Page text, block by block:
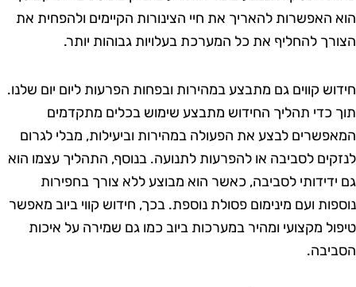
האפשרות להאריך את חיי הצינורות הקיימים ולהפחית את
להחליף את כל המערכת בעלויות גבוהות יותר.
קווים גם מתבצע במהירות ובפחות הפרעות ליום יום שלנו.
כדי תהליך החידוש מתבצע שימוש בכלים מתקדמים
לבצע את הפעולה במהירות וביעילות, מבלי לגרום
לסביבה או להפרעות לתנועה. בנוסף, התהליך עצמו הוא
לסביבה, כאשר הוא מבוצע ללא צורך בחפירות
ועם מינימום פסולת נוספת. בכך, חידוש קווי ביוב מאפשר
מקצועי ומהיר במערכות ביוב כמו גם שמירה על איכות